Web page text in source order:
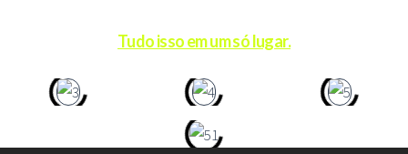
Tudo isso em um só lugar.